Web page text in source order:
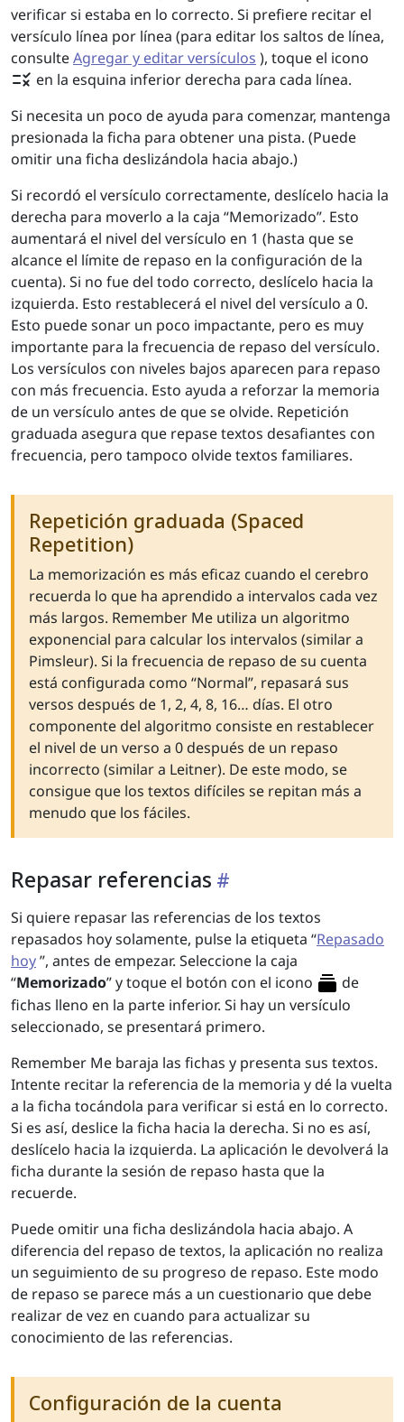
verificar si estaba en lo correcto. Si prefiere recitar el
versículo línea por línea (para editar los saltos de línea,
consulteAgregar y editar versículos ), toque el icono
rule en la esquina inferior derecha para cada línea.
Si necesita un poco de ayuda para comenzar, mantenga
presionada la ficha para obtener una pista. (Puede
omitir una ficha deslizándola hacia abajo.)
Si recordó el versículo correctamente, deslícelo hacia la
derecha para moverlo a la caja “Memorizado”. Esto
aumentará el nivel del versículo en 1 (hasta que se
alcance el límite de repaso en la configuración de la
cuenta). Si no fue del todo correcto, deslícelo hacia la
izquierda. Esto restablecerá el nivel del versículo a 0.
Esto puede sonar un poco impactante, pero es muy
importante para la frecuencia de repaso del versículo.
Los versículos con niveles bajos aparecen para repaso
con más frecuencia. Esto ayuda a reforzar la memoria
de un versículo antes de que se olvide. Repetición
graduada asegura que repase textos desafiantes con
frecuencia, pero tampoco olvide textos familiares.
Repetición graduada (Spaced
Repetition)
La memorización es más eficaz cuando el cerebro
recuerda lo que ha aprendido a intervalos cada vez
más largos. Remember Me utiliza un algoritmo
exponencial para calcular los intervalos (similar a
Pimsleur). Si la frecuencia de repaso de su cuenta
está configurada como “Normal”, repasará sus
versos después de 1, 2, 4, 8, 16… días. El otro
componente del algoritmo consiste en restablecer
el nivel de un verso a 0 después de un repaso
incorrecto (similar a Leitner). De este modo, se
consigue que los textos difíciles se repitan más a
menudo que los fáciles.
Repasar referencias
Si quiere repasar las referencias de los textos
repasados hoy solamente, pulse la etiqueta “Repasado
hoy”, antes de empezar. Seleccione la caja
“Memorizado” y toque el botón con el icono
de
fichas lleno en la parte inferior. Si hay un versículo
seleccionado, se presentará primero.
Remember Me baraja las fichas y presenta sus textos.
Intente recitar la referencia de la memoria y dé la vuelta
a la ficha tocándola para verificar si está en lo correcto.
Si es así, deslice la ficha hacia la derecha. Si no es así,
deslícelo hacia la izquierda. La aplicación le devolverá la
ficha durante la sesión de repaso hasta que la
recuerde.
Puede omitir una ficha deslizándola hacia abajo. A
diferencia del repaso de textos, la aplicación no realiza
un seguimiento de su progreso de repaso. Este modo
de repaso se parece más a un cuestionario que debe
realizar de vez en cuando para actualizar su
conocimiento de las referencias.
Configuración de la cuenta